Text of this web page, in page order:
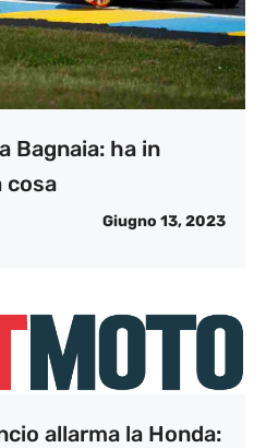
Bagnaia: ha in
cosa
Giugno 13, 2023
allarma la Honda: